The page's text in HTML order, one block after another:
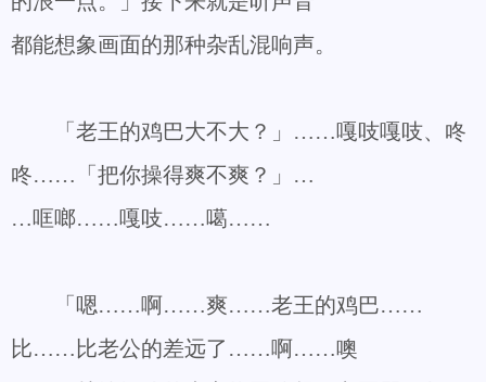
都能想象画面的那种杂乱混响声。
「老王的鸡巴大不大？」……嘎吱嘎吱、咚
咚……「把你操得爽不爽？」…
…哐啷……嘎吱……噶……
「嗯……啊……爽……老王的鸡巴……
比……比老公的差远了……啊……噢